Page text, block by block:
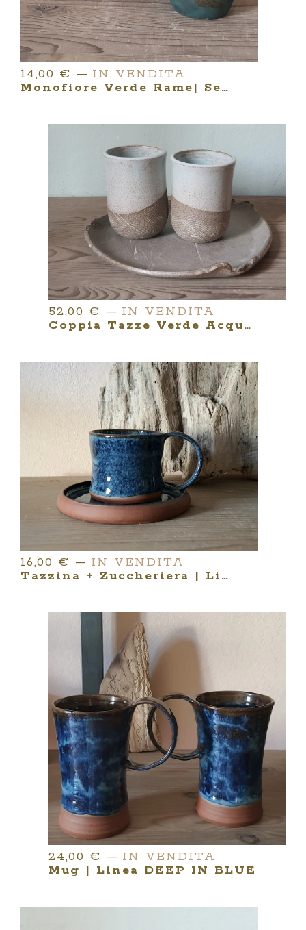
14,00 € — IN VENDITA
Monofiore Verde Rame| Serie MINIMA ARGILLARIA
52,00 € — IN VENDITA
Coppia Tazze Verde Acqua | Serie YUNOMI
16,00 € — IN VENDITA
Tazzina + Zuccheriera | Linea DEEP IN BLUE
24,00 € — IN VENDITA
Mug | Linea DEEP IN BLUE